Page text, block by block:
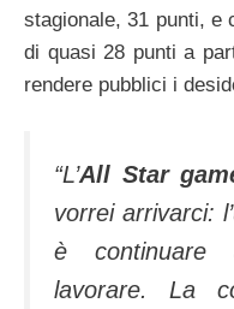
stagionale, 31 punti, e
di quasi 28 punti a
rendere pubblici i
“L’All Star
vorrei arrivarci:
è continuare
lavorare. La